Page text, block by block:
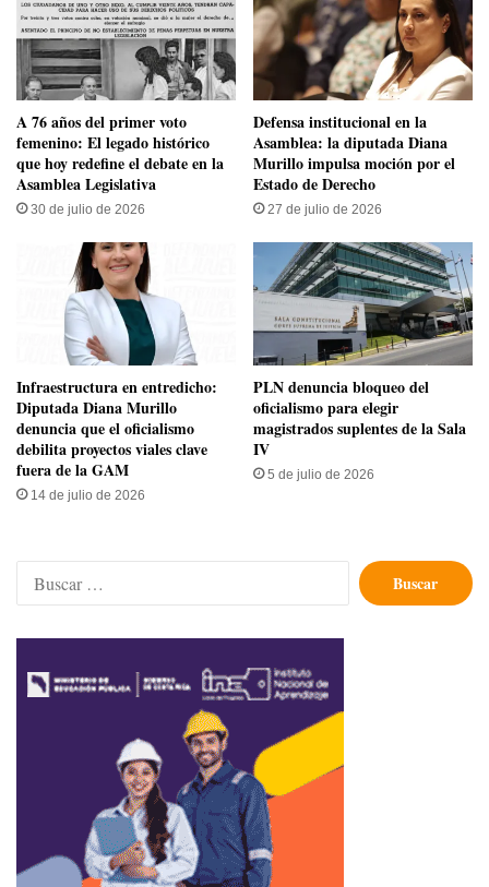
​A 76 años del primer voto
femenino: El legado histórico
que hoy redefine el debate en la
Asamblea Legislativa
30 de julio de 2026
​Defensa institucional en la
Asamblea: la diputada Diana
Murillo impulsa moción por el
Estado de Derecho
27 de julio de 2026
Infraestructura en entredicho:
Diputada Diana Murillo
denuncia que el oficialismo
debilita proyectos viales clave
fuera de la GAM
14 de julio de 2026
PLN denuncia bloqueo del
oficialismo para elegir
magistrados suplentes de la Sala
IV
5 de julio de 2026
Buscar: